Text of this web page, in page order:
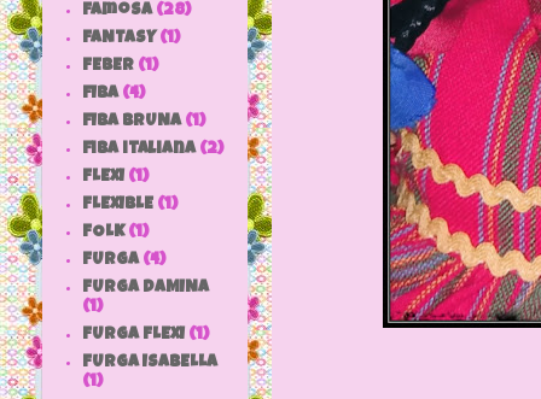
Famosa (28)
FANTASY (1)
FEBER (1)
FIBA (4)
FIBA BRUNA (1)
fiba italiana (2)
FLEXI (1)
FLEXIBLE (1)
FOLK (1)
FURGA (4)
FURGA DAMINA
(1)
FURGA FLEXI (1)
FURGA ISABELLA
(1)